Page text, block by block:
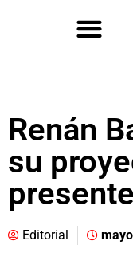
Renán
su
presente
Editorial